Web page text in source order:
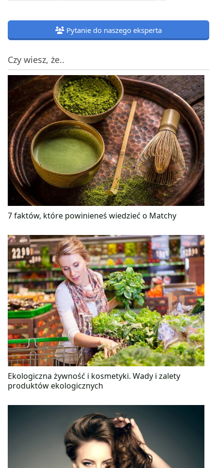
Pytanie do naszego eksperta
Czy wiesz, że..
7 faktów, które powinieneś wiedzieć o Matchy
Ekologiczna żywność i kosmetyki. Wady i zalety
produktów ekologicznych